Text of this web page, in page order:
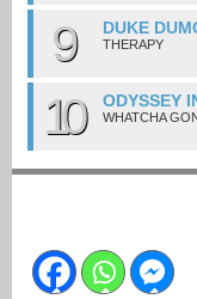
9 DUKE
THERAPY
10 ODYSSEY
WHATCHA